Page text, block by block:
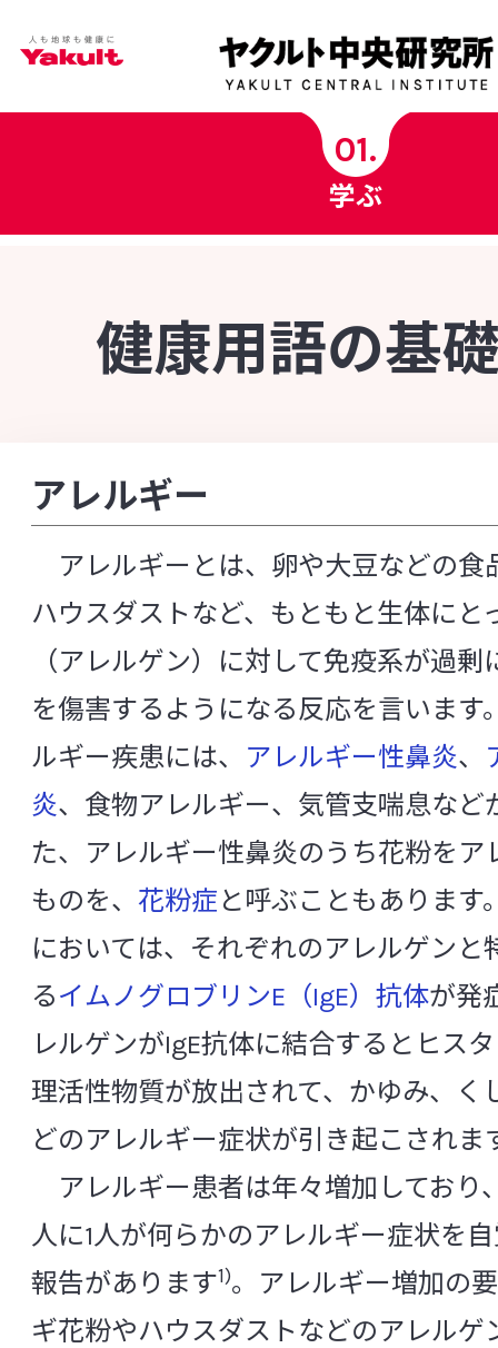
01.
学ぶ
学ぶ
ヤクルト中央研究所科学チャンネル
健康用語の基礎知識
知る・楽しむ
代田記念館
企業訪問プログラム
中央研究所について
中央研究所の概要
主な研究成果
CSR活動
中央研究所の研究体制
組織構成と役割
信頼性保証室
健康用語の基
[あ行] [か行]
[や行]
[ら行] [英数]
[英数]
α-グルコシダーゼ阻害
B細胞
cDC（従来型樹状細胞）
FISH法（ 蛍光 in situ ハイブリダイゼーシ
FOXP3
GABA（γ-アミノ酪酸）
METs（メッツ）
MRSA
NK細胞
RT-PCR
SIRS
SSI（ Surgical Site Infection ：手術部位感
Toll様受容体
TOSムピロシン培地
アトピー性皮膚炎
アレルギー
アンチエイジング
ア
アレルギー
アレルギーとは、卵や大豆などの食
ハウスダストなど、もともと生体にと
（アレルゲン）に対して免疫系が過剰
を傷害するようになる反応を言います
ルギー疾患には、
アレルギー性鼻炎、
炎、食物アレルギー、気管支喘息など
た、アレルギー性鼻炎のうち花粉をア
ものを、 花粉症 と呼ぶこともあります
においては、それぞれのアレルゲンと
るイムノグロブリンE（IgE）抗体が発
レルゲンがIgE抗体に結合するとヒス
理活性物質が放出されて、かゆみ、く
どのアレルギー症状が引き起こされま
アレルギー患者は年々増加しており
人に1人が何らかのアレルギー症状を
報告があります1)。アレルギー増加の
ギ花粉やハウスダストなどのアレルゲ